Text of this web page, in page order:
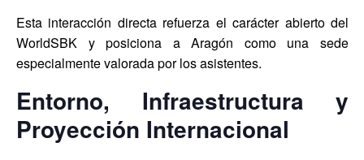
Esta interacción directa refuerza el carácter abierto del
WorldSBK y posiciona a Aragón como una sede
especialmente valorada por los asistentes.
Entorno, Infraestructura y
Proyección Internacional